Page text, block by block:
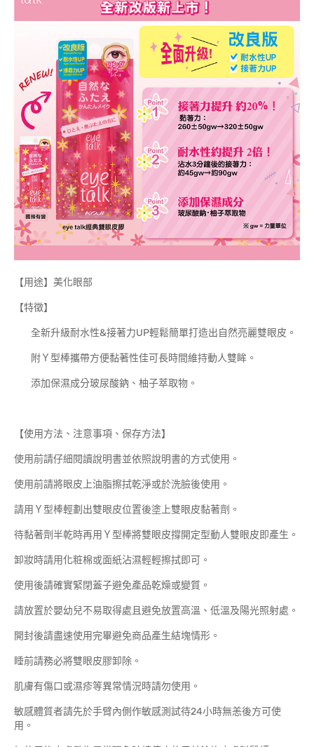
【用途】美化眼部
【特徵】
全新升級耐水性&接著力UP輕鬆簡單打造出自然亮麗雙眼皮。
附Ｙ型棒攜帶方便黏著性佳可長時間維持動人雙眸。
添加保濕成分玻尿酸鈉、柚子萃取物。
【使用方法、注意事項、保存方法】
使用前請仔細閱讀說明書並依照說明書的方式使用。
使用前請將眼皮上油脂擦拭乾淨或於洗臉後使用。
請用Ｙ型棒輕劃出雙眼皮位置後塗上雙眼皮黏著劑。
待黏著劑半乾時再用Ｙ型棒將雙眼皮撐開定型動人雙眼皮即產生。
卸妝時請用化粧棉或面紙沾濕輕輕擦拭即可。
使用後請確實緊閉蓋子避免產品乾燥或變質。
請放置於嬰幼兒不易取得處且避免放置高溫、低溫及陽光照射處。
開封後請盡速使用完畢避免商品產生結塊情形。
睡前請務必將雙眼皮膠卸除。
肌膚有傷口或濕疹等異常情況時請勿使用。
敏感體質者請先於手臂內側作敏感測試待24小時無恙後方可使
用。